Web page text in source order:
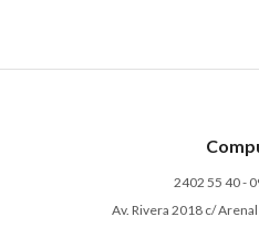
2402 55 40 -
Av. Rivera 2018 c/